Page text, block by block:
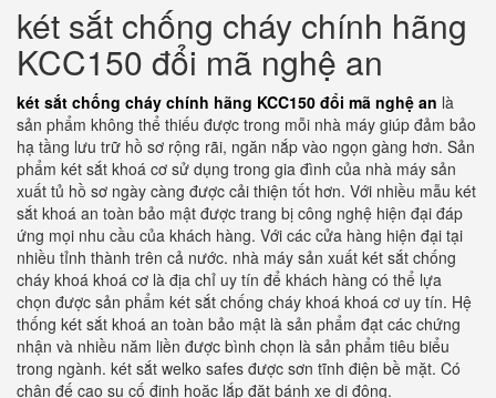
két sắt chống cháy chính hãng
KCC150 đổi mã nghệ an
két sắt chống cháy chính hãng KCC150 đổi mã nghệ an là
sản phẩm không thể thiếu được trong mỗi nhà máy giúp đảm bảo
hạ tầng lưu trữ hồ sơ rộng rãi, ngăn nắp vào ngọn gàng hơn. Sản
phẩm két sắt khoá cơ sử dụng trong gia đình của nhà máy sản
xuất tủ hồ sơ ngày càng được cải thiện tốt hơn. Với nhiều mẫu két
sắt khoá an toàn bảo mật được trang bị công nghệ hiện đại đáp
ứng mọi nhu cầu của khách hàng. Với các cửa hàng hiện đại tại
nhiều tỉnh thành trên cả nước. nhà máy sản xuất két sắt chống
cháy khoá khoá cơ là địa chỉ uy tín để khách hàng có thể lựa
chọn được sản phẩm két sắt chống cháy khoá khoá cơ uy tín. Hệ
thống két sắt khoá an toàn bảo mật là sản phẩm đạt các chứng
nhận và nhiều năm liền được bình chọn là sản phẩm tiêu biểu
trong ngành. két sắt welko safes được sơn tĩnh điện bề mặt. Có
chân đế cao su cố định hoặc lắp đặt bánh xe di động.